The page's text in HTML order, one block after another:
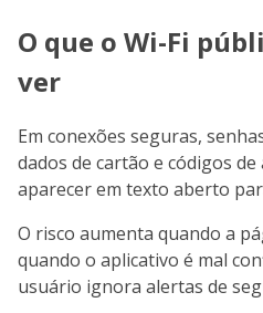
O que o Wi-Fi
ver
Em conexões seguras,
dados de cartão e códigos de
aparecer em texto aberto
O risco aumenta quando a
quando o aplicativo é mal
usuário ignora alertas de